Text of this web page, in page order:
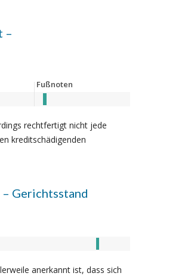
–
Fußnoten
rechtfertigt nicht jede
kreditschädigenden
Gerichtsstand
anerkannt ist, dass sich